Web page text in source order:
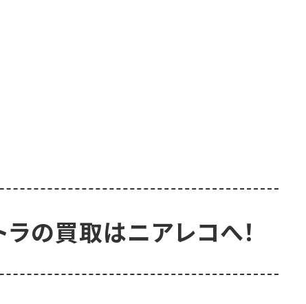
の買取はニアレコへ！